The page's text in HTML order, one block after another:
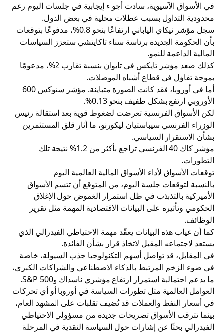
في الأسواق الآسيوية، سادت أجواء إيجابية في جلسات اليوم رغم
محدودية التداول بسبب عطلات محلية في بعض الدول.
سجل مؤشر نيكاي الياباني ارتفاعًا بنحو 0.8%، مدفوعًا بتوقعات
بأن الحكومة الجديدة برئاسة سناء تاكايتشي ستعزز السياسات
المالية الداعمة للنمو.
كذلك صعد مؤشر تايكس في تايوان بنسبة تقارب 2%، مدعومًا
بموجة تفاؤل في قطاع أشباه الموصلات.
أما في أوروبا، فقد كانت الصورة متباينة. مؤشر ستوكس 600
الأوروبي ارتفع بشكل طفيف بنحو 0.13%.
لكن الأسواق الفرنسية تعرضت لضغوط قوية بعد استقالة رئيس
الوزراء الفرنسي سيباستيان ليكورنو، ما أثار قلق المستثمرين
بشأن الاستقرار السياسي.
مؤشر كاك 40 الفرنسي تراجع بأكثر من 1.2% نتيجة تلك
التطورات.
توقعات الأسواق لأداء الأسواق المالية العالمية اليوم
بالنسبة لتوقعات جلسة اليوم، من المتوقع أن تتسم الأسواق
الأميركية بالتذبذب في ظل استمرار الغموض حول الإغلاق
الحكومي وتأثيره على البيانات الاقتصادية المهمة مثل تقرير
الوظائف.
كما أن غياب هذه البيانات يعقّد مهمة الاحتياطي الفيدرالي الذي
يستعد لاجتماعه المقبل لاتخاذ قرار بشأن الفائدة.
في المقابل، قد تواصل أسهم التكنولوجيا جذب السيولة، خاصة
في ضوء الزخم المرتبط بالذكاء الاصطناعي والشراكات الكبرى،
ما يدعم احتمالية استمرار ارتفاع مؤشري ناسداك وS&P 500.
العوامل العالمية مثل تطورات السياسة في أوروبا أو أي تحركات
في أسعار النفط والعملات قد تُضيف تقلبات على المشهد العام،
بينما تترقب الأسواق تصريحات جديدة من مسؤولي الاحتياطي
الفيدرالي بحثًا عن إشارات حول السياسة النقدية في المرحلة